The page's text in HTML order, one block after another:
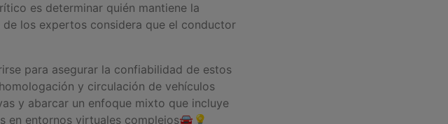
es determinar quién mantiene la
los expertos considera que el conductor
para asegurar la confiabilidad de estos
y circulación de vehículos
y abarcar un enfoque mixto que incluye
en entornos virtuales complejos🚘💡